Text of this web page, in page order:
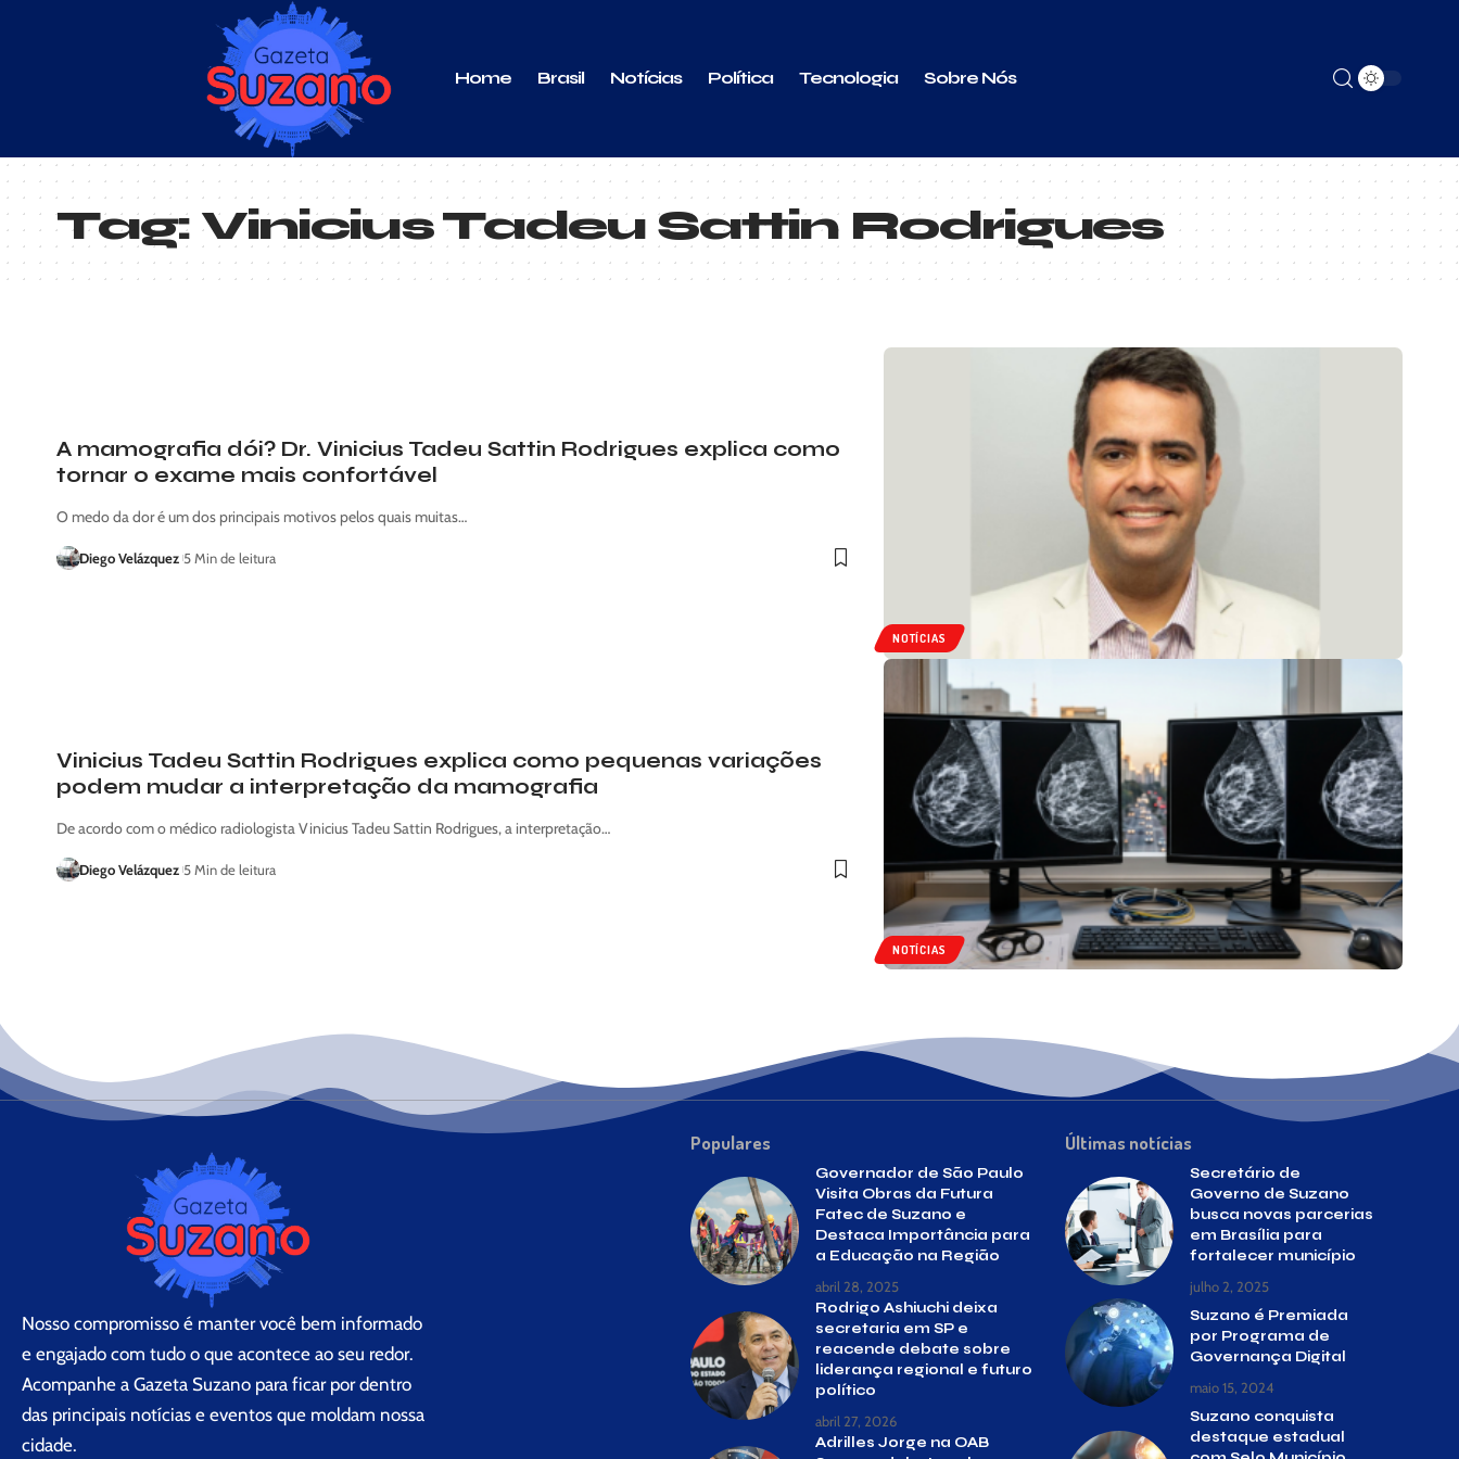
Home Brasil Notícias Política Tecnologia Sobre Nós
Tag: Vinicius Tadeu Sattin Rodrigues
NOTÍCIAS
A mamografia dói? Dr. Vinicius Tadeu Sattin Rodrigues explica como
tornar o exame mais confortável
O medo da dor é um dos principais motivos pelos quais muitas…
Diego Velázquez 5 Min de leitura
NOTÍCIAS
Vinicius Tadeu Sattin Rodrigues explica como pequenas variações
podem mudar a interpretação da mamografia
De acordo com o médico radiologista Vinicius Tadeu Sattin Rodrigues, a interpretação…
Diego Velázquez 5 Min de leitura
Nosso compromisso é manter você bem informado
e engajado com tudo o que acontece ao seu redor.
Acompanhe a Gazeta Suzano para ficar por dentro
das principais notícias e eventos que moldam nossa
cidade.
Populares
Governador de São Paulo
Visita Obras da Futura
Fatec de Suzano e
Destaca Importância para
a Educação na Região
abril 28, 2025
Rodrigo Ashiuchi deixa
secretaria em SP e
reacende debate sobre
liderança regional e futuro
político
abril 27, 2026
Adrilles Jorge na OAB
Últimas notícias
Secretário de
Governo de Suzano
busca novas parcerias
em Brasília para
fortalecer município
julho 2, 2025
Suzano é Premiada
por Programa de
Governança Digital
maio 15, 2024
Suzano conquista
destaque estadual